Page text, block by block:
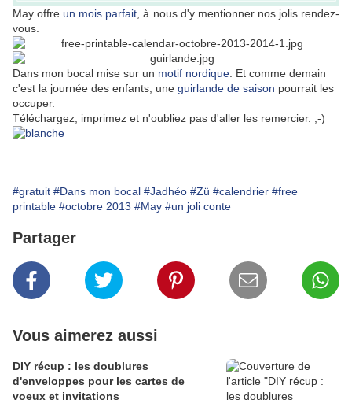
May offre un mois parfait , à nous d'y mentionner nos jolis rendez-
vous.
Dans mon bocal mise sur un motif nordique . Et comme demain
c'est la journée des enfants, une guirlande de saison pourrait les
occuper.
Téléchargez, imprimez et n'oubliez pas d'aller les remercier. ;-)
#gratuit #Dans mon bocal #Jadhéo #Zü #calendrier #free
printable #octobre 2013 #May #un joli conte
Partager
Vous aimerez aussi
DIY récup : les doublures
d'enveloppes pour les cartes de
voeux et invitations